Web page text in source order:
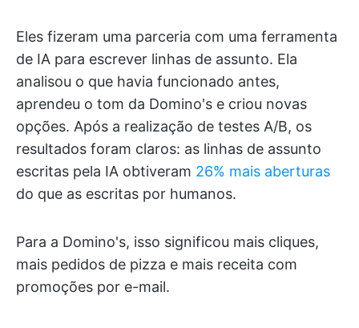
Eles fizeram uma parceria com uma ferramenta
de IA para escrever linhas de assunto. Ela
analisou o que havia funcionado antes,
aprendeu o tom da Domino's e criou novas
opções. Após a realização de testes A/B, os
resultados foram claros: as linhas de assunto
escritas pela IA obtiveram 26% mais aberturas
do que as escritas por humanos.
Para a Domino's, isso significou mais cliques,
mais pedidos de pizza e mais receita com
promoções por e-mail.